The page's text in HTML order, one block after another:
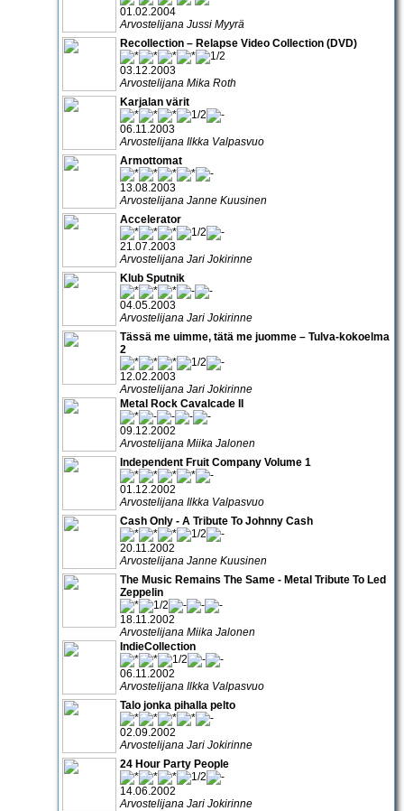
01.02.2004
Arvostelijana Jussi Myyrä
Recollection – Relapse Video Collection (DVD)
03.12.2003
Arvostelijana Mika Roth
Karjalan värit
06.11.2003
Arvostelijana Ilkka Valpasvuo
Armottomat
13.08.2003
Arvostelijana Janne Kuusinen
Accelerator
21.07.2003
Arvostelijana Jari Jokirinne
Klub Sputnik
04.05.2003
Arvostelijana Jari Jokirinne
Tässä me uimme, tätä me juomme – Tulva-kokoelma
2
12.02.2003
Arvostelijana Jari Jokirinne
Metal Rock Cavalcade II
09.12.2002
Arvostelijana Miika Jalonen
Independent Fruit Company Volume 1
01.12.2002
Arvostelijana Ilkka Valpasvuo
Cash Only - A Tribute To Johnny Cash
20.11.2002
Arvostelijana Janne Kuusinen
The Music Remains The Same - Metal Tribute To Led
Zeppelin
18.11.2002
Arvostelijana Miika Jalonen
IndieCollection
06.11.2002
Arvostelijana Ilkka Valpasvuo
Talo jonka pihalla pelto
02.09.2002
Arvostelijana Jari Jokirinne
24 Hour Party People
14.06.2002
Arvostelijana Jari Jokirinne